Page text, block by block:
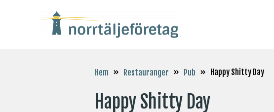
Hem » Restauranger » Pub » Happy Shitty Day
Happy Shitty Day